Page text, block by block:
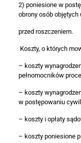
2) poniesione w
obrony osób objętych
przed roszczeniem.
Koszty, o których
– koszty
pełnomocników
– koszty
w postępowaniu
– koszty i opłaty
– koszty poniesione